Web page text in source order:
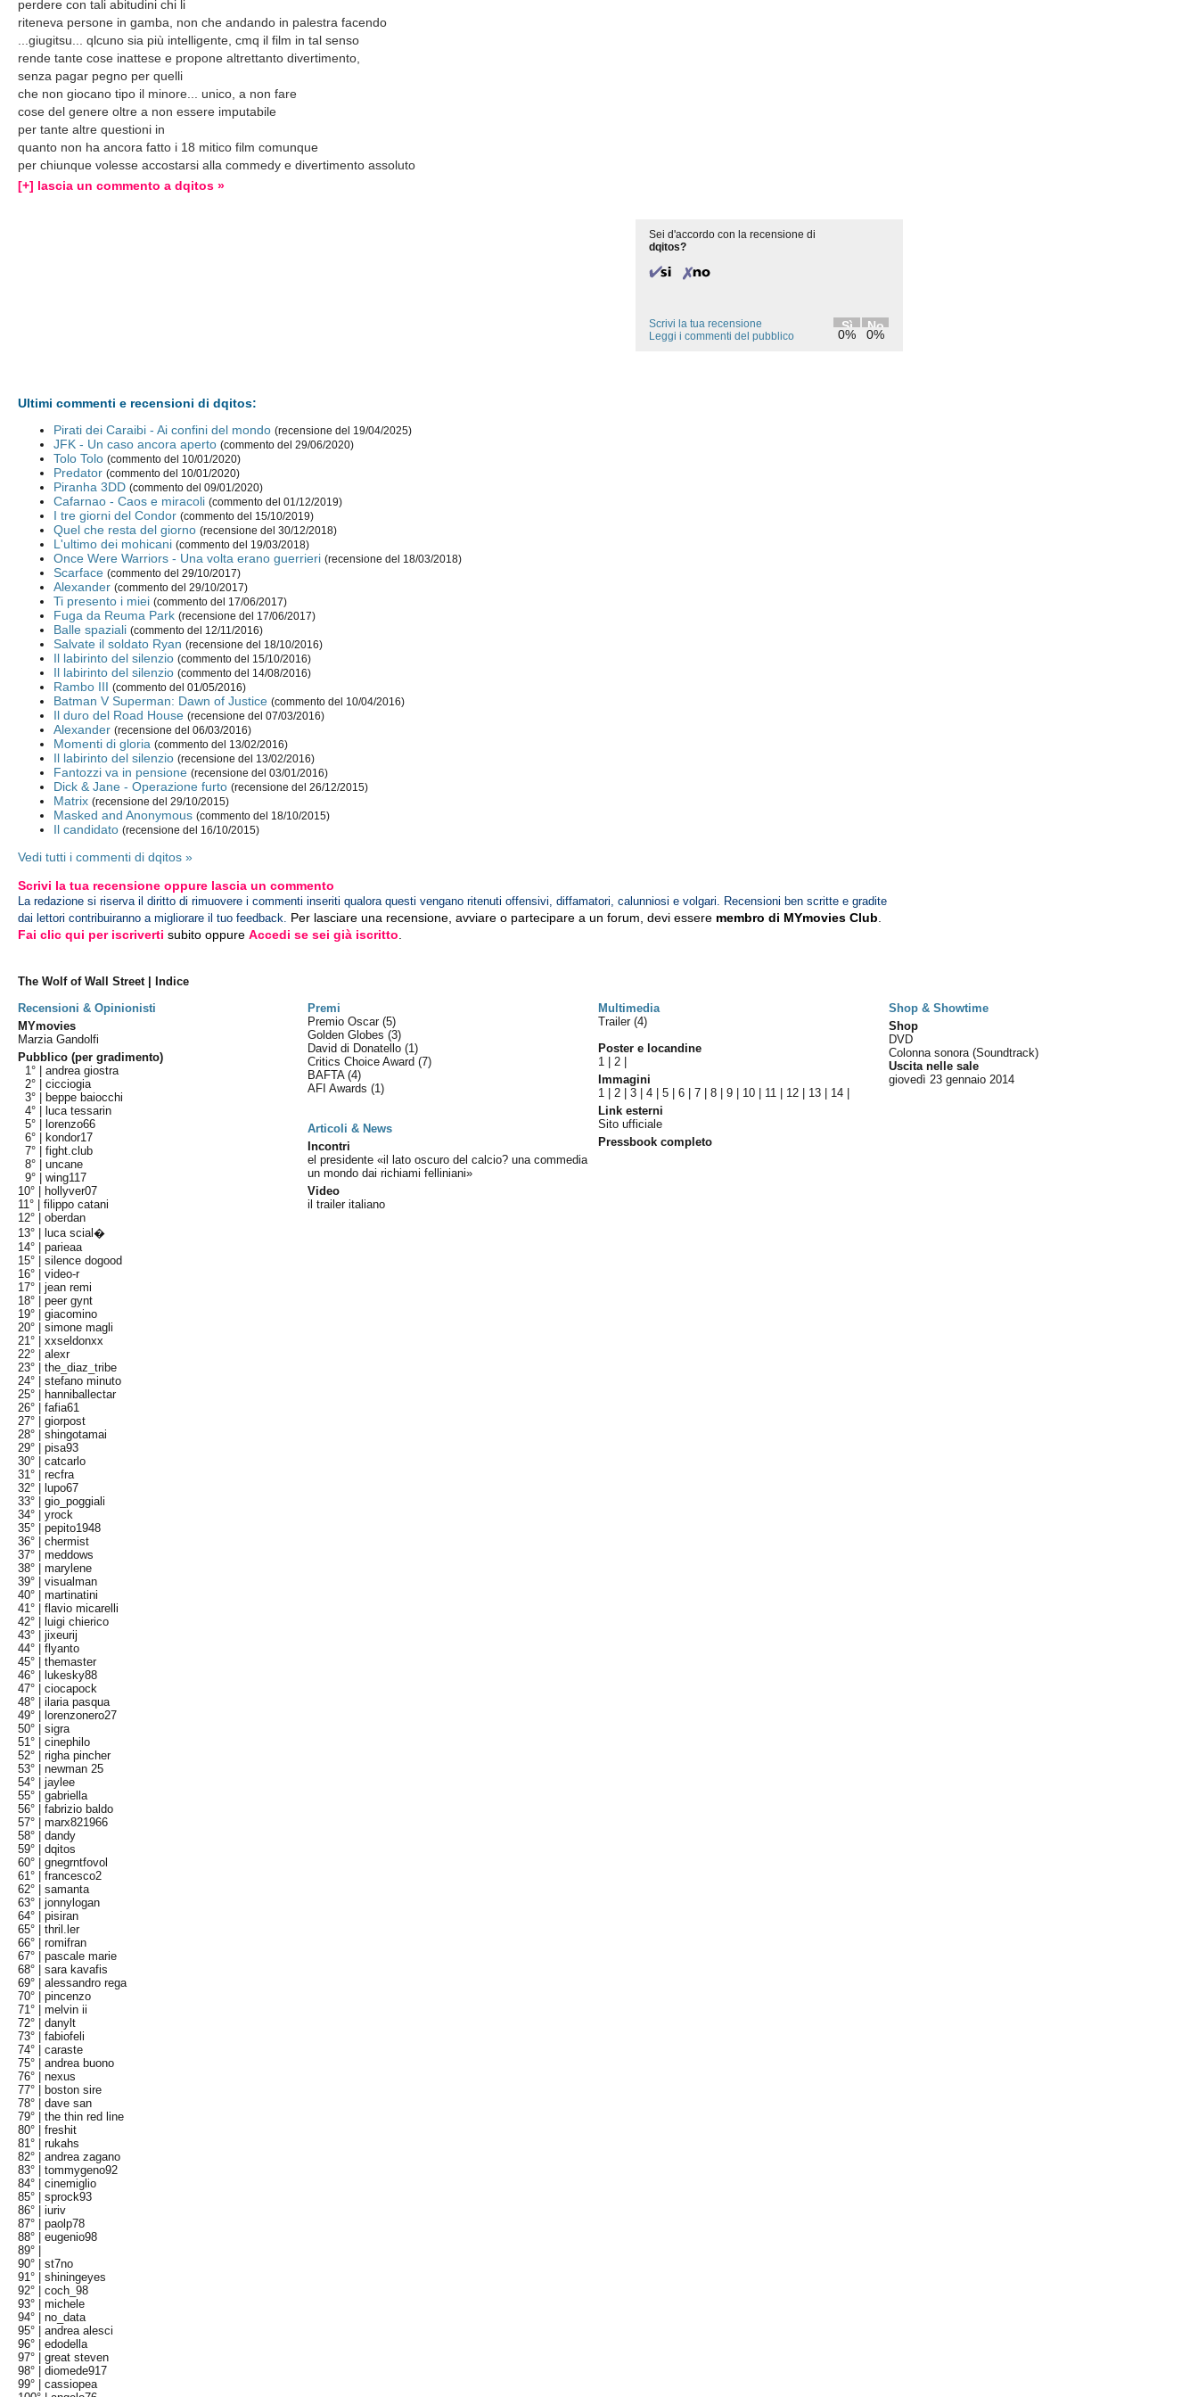
perdere con tali abitudini chi li
riteneva persone in gamba, non che andando in palestra facendo
...giugitsu... qlcuno sia più intelligente, cmq il film in tal senso
rende tante cose inattese e propone altrettanto divertimento,
senza pagar pegno per quelli
che non giocano tipo il minore... unico, a non fare
cose del genere oltre a non essere imputabile
per tante altre questioni in
quanto non ha ancora fatto i 18 mitico film comunque
per chiunque volesse accostarsi alla commedy e divertimento assoluto
[+] lascia un commento a dqitos »
Sei d'accordo con la recensione di
dqitos?
Sì
0%
No
0%
Scrivi la tua recensione
Leggi i commenti del pubblico
Ultimi commenti e recensioni di dqitos:
Pirati dei Caraibi - Ai confini del mondo (recensione del 19/04/2025)
JFK - Un caso ancora aperto (commento del 29/06/2020)
Tolo Tolo (commento del 10/01/2020)
Predator (commento del 10/01/2020)
Piranha 3DD (commento del 09/01/2020)
Cafarnao - Caos e miracoli (commento del 01/12/2019)
I tre giorni del Condor (commento del 15/10/2019)
Quel che resta del giorno (recensione del 30/12/2018)
L'ultimo dei mohicani (commento del 19/03/2018)
Once Were Warriors - Una volta erano guerrieri (recensione del 18/03/2018)
Scarface (commento del 29/10/2017)
Alexander (commento del 29/10/2017)
Ti presento i miei (commento del 17/06/2017)
Fuga da Reuma Park (recensione del 17/06/2017)
Balle spaziali (commento del 12/11/2016)
Salvate il soldato Ryan (recensione del 18/10/2016)
Il labirinto del silenzio (commento del 15/10/2016)
Il labirinto del silenzio (commento del 14/08/2016)
Rambo III (commento del 01/05/2016)
Batman V Superman: Dawn of Justice (commento del 10/04/2016)
Il duro del Road House (recensione del 07/03/2016)
Alexander (recensione del 06/03/2016)
Momenti di gloria (commento del 13/02/2016)
Il labirinto del silenzio (recensione del 13/02/2016)
Fantozzi va in pensione (recensione del 03/01/2016)
Dick & Jane - Operazione furto (recensione del 26/12/2015)
Matrix (recensione del 29/10/2015)
Masked and Anonymous (commento del 18/10/2015)
Il candidato (recensione del 16/10/2015)
Vedi tutti i commenti di dqitos »
Scrivi la tua recensione oppure lascia un commento
La redazione si riserva il diritto di rimuovere i commenti inseriti qualora questi vengano ritenuti offensivi, diffamatori, calunniosi e volgari. Recensioni ben scritte e gradite
dai lettori contribuiranno a migliorare il tuo feedback. Per lasciare una recensione, avviare o partecipare a un forum, devi essere membro di MYmovies Club
Fai clic qui per iscriverti subito oppureAccedi se sei già iscritto
The Wolf of Wall Street | Indice
Recensioni & Opinionisti
Premi Multimedia
Shop & Showtime
MYmovies
Marzia Gandolfi
Pubblico (per gradimento)
1° |andrea giostra
2° |cicciogia
3° |
beppe baiocchi
4° |
luca tessarin
5° |
lorenzo66
6° |
kondor17
7° |fight.club
8° |uncane
9° |wing117
10° |
hollyver07
11° |filippo catani
12° |oberdan
13° |
luca scial�
14° |parieaa
15° |silence dogood
16° |video-r
17° |jean remi
18° |peer gynt
19° |giacomino
20° |simone magli
21° |xxseldonxx
22° |alexr
23° |the_diaz_tribe
24° |stefano minuto
25° |
hanniballectar
26° |fafia61
27° |giorpost
28° |shingotamai
29° |pisa93
30° |catcarlo
31° |recfra
32° |
lupo67
33° |gio_poggiali
34° |yrock
35° |pepito1948
36° |chermist
37° |meddows
38° |marylene
39° |visualman
40° |martinatini
41° |flavio micarelli
42° |
luigi chierico
43° |jixeurij
44° |flyanto
45° |themaster
46° |
lukesky88
47° |ciocapock
48° |ilaria pasqua
49° |
lorenzonero27
50° |sigra
51° |cinephilo
52° |righa pincher
53° |newman 25
54° |jaylee
55° |gabriella
56° |fabrizio baldo
57° |marx821966
58° |dandy
59° |dqitos
60° |gnegrntfovol
61° |francesco2
62° |samanta
63° |jonnylogan
64° |pisiran
65° |thril.ler
66° |romifran
67° |pascale marie
68° |sara kavafis
69° |alessandro rega
70° |pincenzo
71° |melvin ii
72° |danylt
73° |fabiofeli
74° |caraste
75° |andrea buono
76° |nexus
77° |
boston sire
78° |dave san
79° |the thin red line
80° |freshit
81° |rukahs
82° |andrea zagano
83° |tommygeno92
84° |cinemiglio
85° |sprock93
86° |iuriv
87° |paolp78
88° |eugenio98
89° |
90° |st7no
91° |shiningeyes
92° |coch_98
93° |michele
94° |no_data
95° |andrea alesci
96° |edodella
97° |great steven
98° |diomede917
99° |cassiopea
Premio Oscar(5)
Golden Globes(3)
David di Donatello(1)
Critics Choice Award(7)
BAFTA(4)
AFI Awards(1)
Articoli & News
Incontri
el presidente «il lato oscuro del calcio? una commedia
un mondo dai richiami felliniani»
Video
il trailer italiano
Trailer (4)
Poster e locandine
1 |2
Immagini
1 |2 |3 |4 |5 |6 |7 |8 |9 10 11 12 13 14
Link esterni
Sito ufficiale
Pressbook completo
Shop
DVD
Colonna sonora (Soundtrack)
Uscita nelle sale
giovedì 23 gennaio 2014